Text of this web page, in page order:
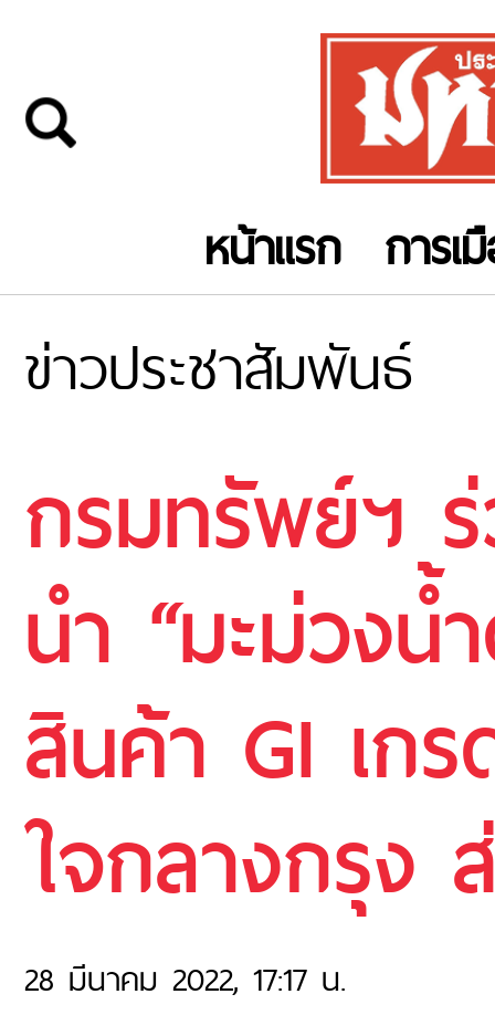
หน้าแรก การเ
ข่าวประชาสัมพันธ์
กรมทรัพย์ฯ
นำ “มะม่วงน้
สินค้า GI เก
ใจกลางกรุง
28 มีนาคม 2022, 17:17 น.